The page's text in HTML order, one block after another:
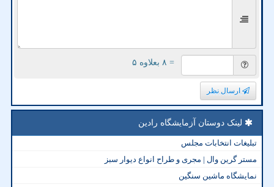
= ۸ بعلاوه ۵
ارسال نظر
لینک دوستان آزمایشگاه رادین
تبلیغات انتخابات مجلس
مستر گرین وال | مجری و طراح انواع دیوار سبز
نمایشگاه ماشین سنگین